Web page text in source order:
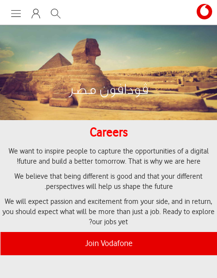
My VodafoneSearch
ڤودافون مصر
Careers
We want to inspire people to capture the opportunities of a digital
future and build a better tomorrow. That is why we are here!
We believe that being different is good and that your different
perspectives will help us shape the future.
We will expect passion and excitement from your side, and in return,
you should expect what will be more than just a job. Ready to explore
our jobs yet?
Join Vodafone